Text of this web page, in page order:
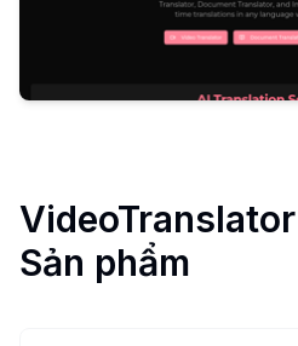
VideoTranslator
Sản phẩm